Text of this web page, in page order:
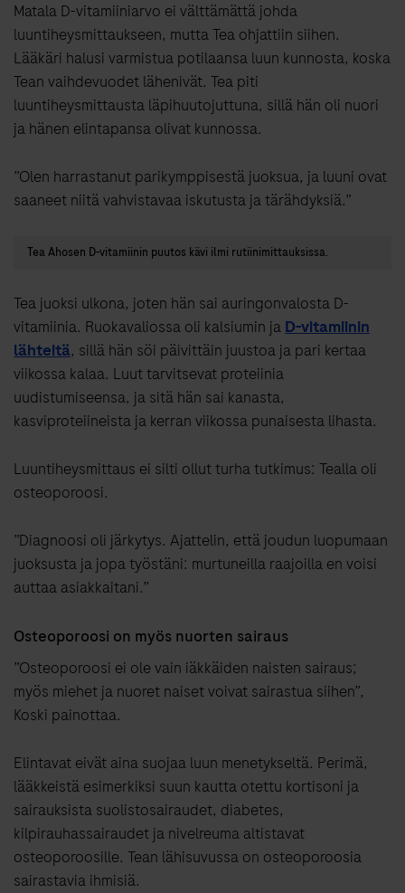
Matala D-vitamiiniarvo ei välttämättä johda
luuntiheysmittaukseen, mutta Tea ohjattiin siihen.
Lääkäri halusi varmistua potilaansa luun kunnosta, koska
Tean vaihdevuodet lähenivät. Tea piti
luuntiheysmittausta läpihuutojuttuna, sillä hän oli nuori
ja hänen elintapansa olivat kunnossa.
”Olen harrastanut parikymppisestä juoksua, ja luuni ovat
saaneet niitä vahvistavaa iskutusta ja tärähdyksiä.”
Tea Ahosen D-vitamiinin puutos kävi ilmi rutiinimittauksissa.
Tea juoksi ulkona, joten hän sai auringonvalosta D-
vitamiinia. Ruokavaliossa oli kalsiumin ja D-vitamiinin
lähteitä, sillä hän söi päivittäin juustoa ja pari kertaa
viikossa kalaa. Luut tarvitsevat proteiinia
uudistumiseensa, ja sitä hän sai kanasta,
kasviproteiineista ja kerran viikossa punaisesta lihasta.
Luuntiheysmittaus ei silti ollut turha tutkimus: Tealla oli
osteoporoosi.
”Diagnoosi oli järkytys. Ajattelin, että joudun luopumaan
juoksusta ja jopa työstäni: murtuneilla raajoilla en voisi
auttaa asiakkaitani.”
Osteoporoosi on myös nuorten sairaus
”Osteoporoosi ei ole vain iäkkäiden naisten sairaus;
myös miehet ja nuoret naiset voivat sairastua siihen”,
Koski painottaa.
Elintavat eivät aina suojaa luun menetykseltä. Perimä,
lääkkeistä esimerkiksi suun kautta otettu kortisoni ja
sairauksista suolistosairaudet, diabetes,
kilpirauhassairaudet ja nivelreuma altistavat
osteoporoosille. Tean lähisuvussa on osteoporoosia
sairastavia ihmisiä.